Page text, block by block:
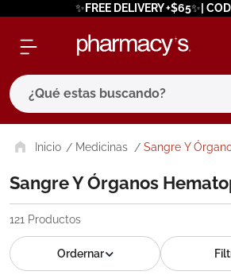
✨FREE DELIVERY +$65✨|
¿Qué estas buscando?
Medicinas Sangre Y
Sangre Y Órganos
121 Productos
términos más buscados
eucerin
2. protector solar
pilexil